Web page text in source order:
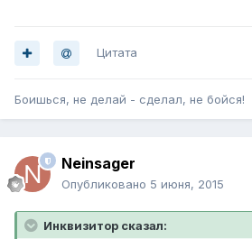
Цитата
Боишься, не делай - сделал, не бойся!
Neinsager
Опубликовано 5 июня, 2015
Инквизитор сказал: